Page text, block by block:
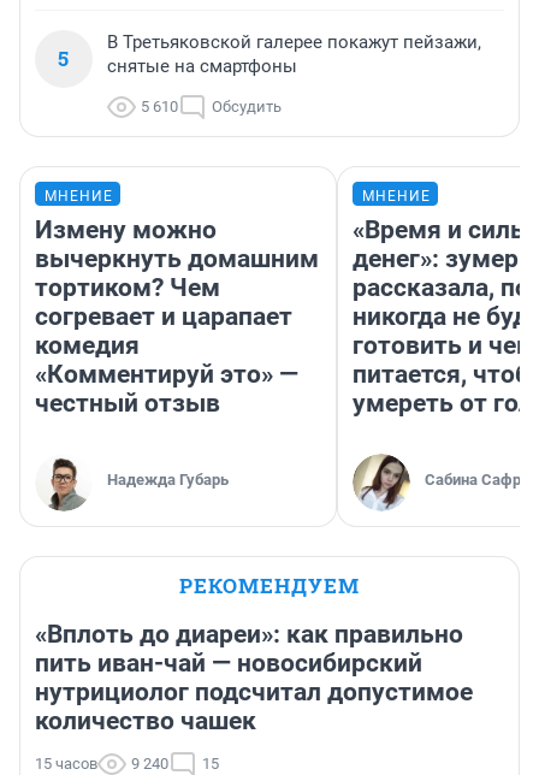
5
В Третьяковской галерее покажут пейзажи,
снятые на смартфоны
5 610 Обсудить
МНЕНИЕ
Измену можно
вычеркнуть домашним
тортиком? Чем
согревает и царапает
комедия
«Комментируй это» —
честный отзыв
Надежда Губарь
МНЕНИЕ
«Время и
денег»:
рассказала,
никогда не
готовить и чем
питается,
умереть от
Сабина
РЕКОМЕНДУЕМ
«Вплоть до диареи»: как правильно
пить иван-чай — новосибирский
нутрициолог подсчитал допустимое
количество чашек
15 часов 9 240 15